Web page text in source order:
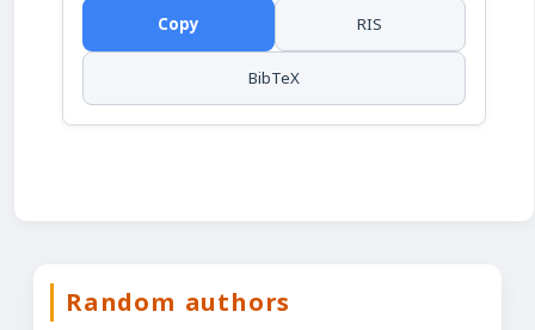
Copy
RIS
BibTeX
Random authors